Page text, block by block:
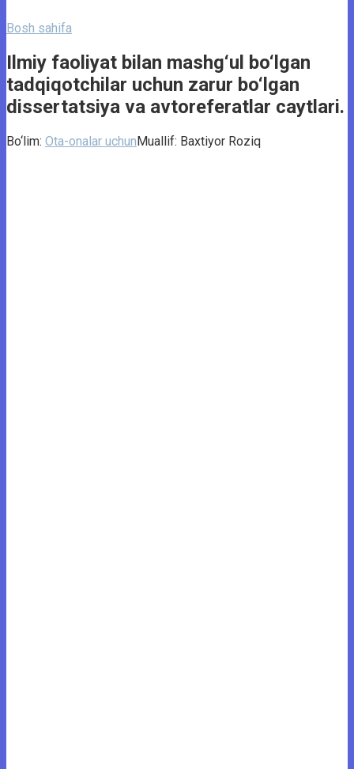
Bosh sahifa
Ilmiy faoliyat bilan mashg‘ul bo‘lgan
tadqiqotchilar uchun zarur bo‘lgan
dissertatsiya va avtoreferatlar caytlari.
Bo‘lim: Ota-onalar uchunMuallif: Baxtiyor Roziq